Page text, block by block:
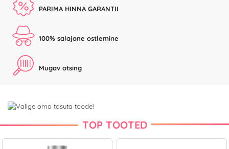
PARIMA HINNA GARANTII
100% salajane ostlemine
Mugav otsing
TOP TOOTED